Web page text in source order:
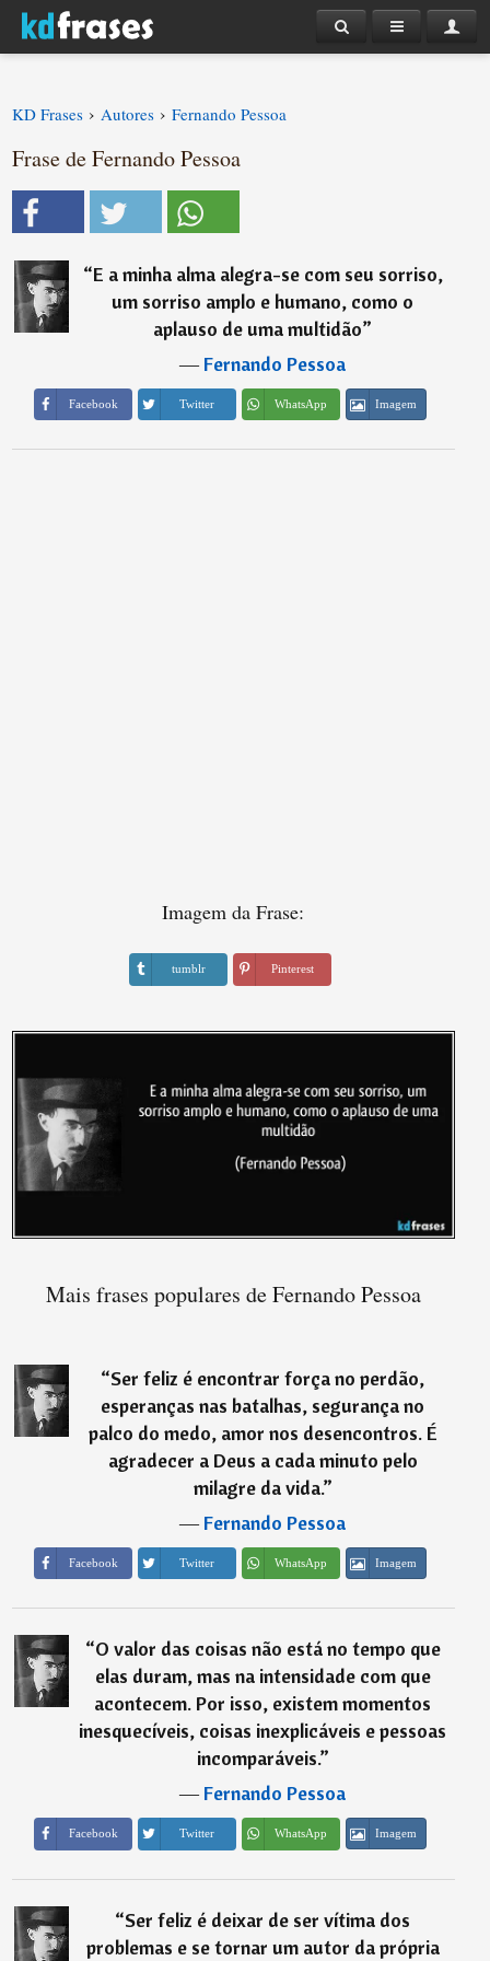
KD Frases › Autores › Fernando Pessoa
Frase de Fernando Pessoa
“E a minha alma alegra-se com seu sorriso,
um sorriso amplo e humano, como o
aplauso de uma multidão”
―Fernando Pessoa
Facebook Twitter WhatsApp Imagem
Imagem da Frase:
tumblr Pinterest
Mais frases populares de Fernando Pessoa
“Ser feliz é encontrar força no perdão,
esperanças nas batalhas, segurança no
palco do medo, amor nos desencontros. É
agradecer a Deus a cada minuto pelo
milagre da vida.”
―Fernando Pessoa
Facebook Twitter WhatsApp Imagem
“O valor das coisas não está no tempo que
elas duram, mas na intensidade com que
acontecem. Por isso, existem momentos
inesquecíveis, coisas inexplicáveis e pessoas
incomparáveis.”
―Fernando Pessoa
Facebook Twitter WhatsApp Imagem
“Ser feliz é deixar de ser vítima dos
problemas e se tornar um autor da própria